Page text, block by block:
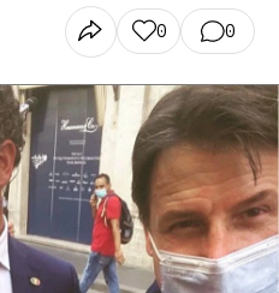
0 0